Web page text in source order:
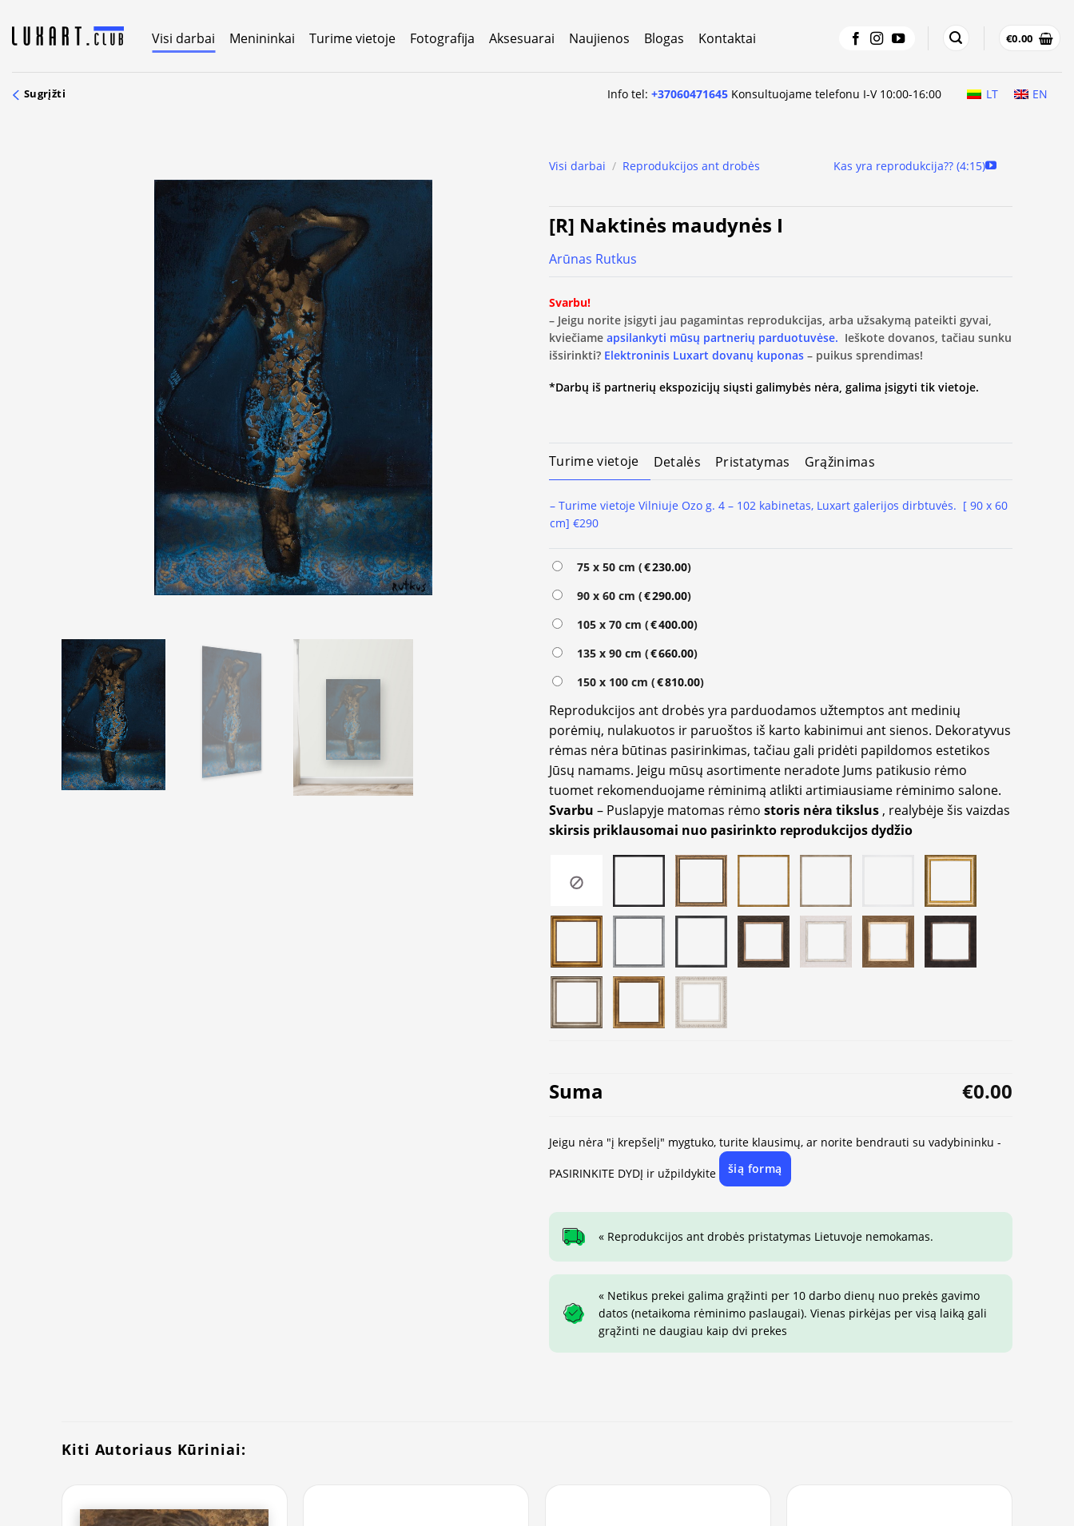
content
Visi darbai Menininkai Turime vietoje Fotografija Aksesuarai Naujienos Blogas Kontaktai €0.00
Sugrįžti Info tel:+37060471645 Konsultuojame telefonu I-V 10:00-16:00 LT EN
Visi darbai / Reprodukcijos ant drobės Kas yra reprodukcija?? (4:15)
[R] Naktinės maudynės I
Arūnas Rutkus
Svarbu!
– Jeigu norite įsigyti jau pagamintas reprodukcijas, arba užsakymą pateikti gyvai,
kviečiame apsilankyti mūsų partnerių parduotuvėse. Ieškote dovanos, tačiau sunku
išsirinkti? Elektroninis Luxart dovanų kuponas – puikus sprendimas!
*Darbų iš partnerių ekspozicijų siųsti galimybės nėra, galima įsigyti tik vietoje.
Turime vietoje Detalės Pristatymas Grąžinimas
– Turime vietoje Vilniuje Ozo g. 4 – 102 kabinetas, Luxart galerijos dirbtuvės. [ 90 x 60
cm] €290
75 x 50 cm (€230.00)
90 x 60 cm (€290.00)
105 x 70 cm (€400.00)
135 x 90 cm (€660.00)
150 x 100 cm (€810.00)
Reprodukcijos ant drobės yra parduodamos užtemptos ant medinių
porėmių, nulakuotos ir paruoštos iš karto kabinimui ant sienos. Dekoratyvus
rėmas nėra būtinas pasirinkimas, tačiau gali pridėti papildomos estetikos
Jūsų namams. Jeigu mūsų asortimente neradote Jums patikusio rėmo
tuomet rekomenduojame rėminimą atlikti artimiausiame rėminimo salone.
Svarbu – Puslapyje matomas rėmo storis nėra tikslus , realybėje šis vaizdas
skirsis priklausomai nuo pasirinkto reprodukcijos dydžio
Suma €0.00
Alternative:
Jeigu nėra "į krepšelį" mygtuko, turite klausimų, ar norite bendrauti su vadybininku -
PASIRINKITE DYDĮ ir užpildykite šią formą
« Reprodukcijos ant drobės pristatymas Lietuvoje nemokamas.
« Netikus prekei galima grąžinti per 10 darbo dienų nuo prekės gavimo
datos (netaikoma rėminimo paslaugai). Vienas pirkėjas per visą laiką gali
grąžinti ne daugiau kaip dvi prekes
Kiti Autoriaus Kūriniai: